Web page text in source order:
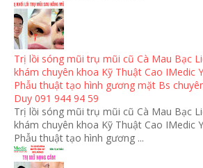
Trị lồi sóng mũi trụ mũi cũ Cà Mau Bạc
khám chuyên khoa Kỹ Thuật Cao IMedic
Phẫu thuật tạo hình gương mặt Bs
Duy 091 944 94 59
Trị lồi sóng mũi trụ mũi cũ Cà Mau Bạc
khám chuyên khoa Kỹ Thuật Cao IMedic
Phẫu thuật tạo hình gương ...